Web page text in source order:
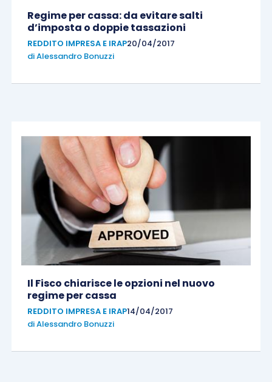
Regime per cassa: da evitare salti
d’imposta o doppie tassazioni
REDDITO IMPRESA E IRAP20/04/2017
diAlessandro Bonuzzi
Il Fisco chiarisce le opzioni nel nuovo
regime per cassa
REDDITO IMPRESA E IRAP14/04/2017
diAlessandro Bonuzzi